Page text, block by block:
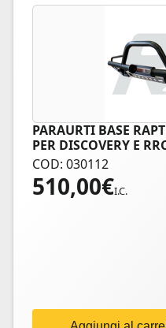
PARAURTI BASE
PER DISCOVERY E
COD: 030112
510,00€I.C.